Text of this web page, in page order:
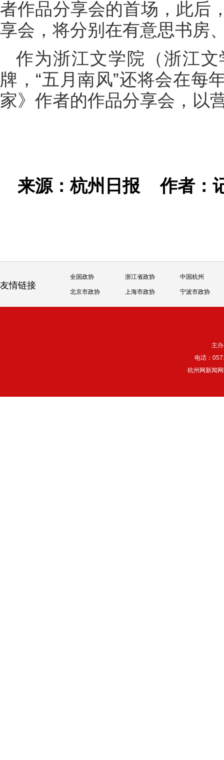
者作品分享会的首场，此后
享会，将分别在有意思书房
作为浙江文学院（浙江
牌，“五月南风”还将会在每
家》作者的作品分享会，以
来源：杭州日报作者：
友情链接
全国政协 浙江省政协 中国杭州
北京市政协 上海市政协 宁波市政协
主
电话：
杭州网新闻